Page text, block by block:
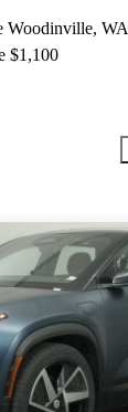
Woodinville, WA
$1,100